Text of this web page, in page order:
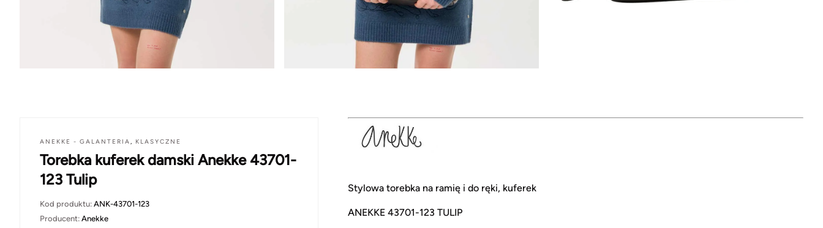
ANEKKE - GALANTERIA, KLASYCZNE
Torebka kuferek damski Anekke 43701-
123 Tulip
Kod produktu: ANK-43701-123
Producent: Anekke
Stylowa torebka na ramię i do ręki, kuferek
ANEKKE 43701-123 TULIP